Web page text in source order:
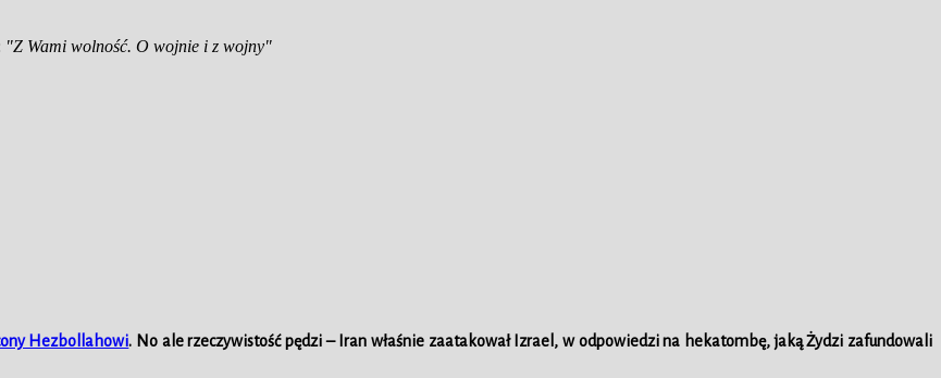
"Z Wami wolność. O wojnie i z wojny"
Hezbollahowi. No ale rzeczywistość pędzi – Iran właśnie zaatakował Izrael, w odpowiedzi na hekatombę, jaką Żydzi zafundowali